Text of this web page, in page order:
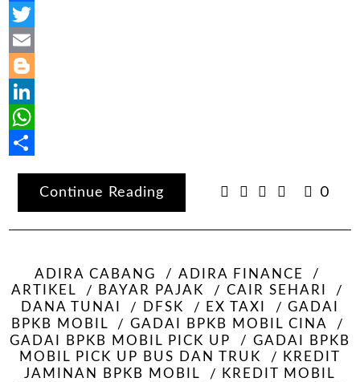
Facebook
Twitter
Email
Blogger
LinkedIn
WhatsApp
Continue Reading
0
ADIRA CABANG
ADIRA FINANCE
ARTIKEL
BAYAR PAJAK
CAIR SEHARI
DANA TUNAI
DFSK EX TAXI
GADAI
BPKB MOBIL
GADAI BPKB MOBIL CINA
GADAI BPKB MOBIL PICK UP
GADAI BPKB
MOBIL PICK UP BUS DAN TRUK
KREDIT
JAMINAN BPKB MOBIL
KREDIT MOBIL